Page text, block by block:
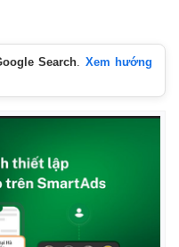
trường
vàng
Search. Xem hướng